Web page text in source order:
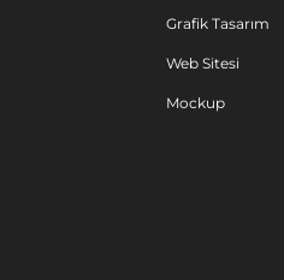
Grafik Tasarım
Web Sitesi
Mockup